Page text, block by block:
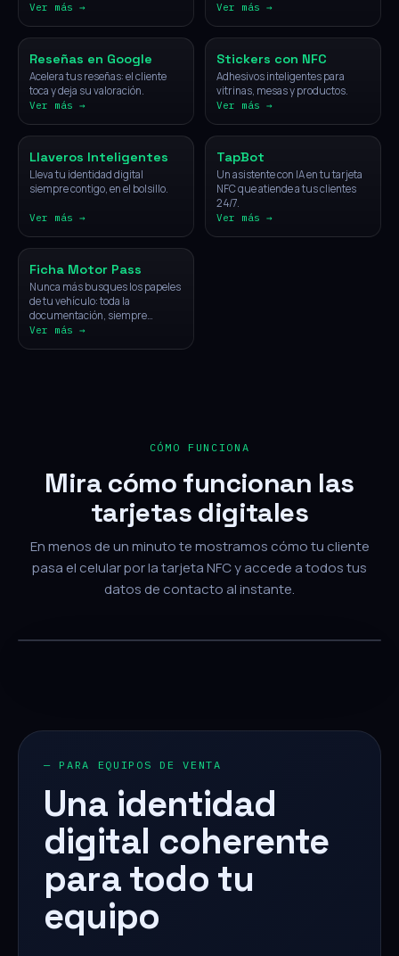
Ver más → Ver más →
NFC
Reseñas en Google
Acelera tus reseñas: el cliente
toca y deja su valoración.
Ver más →
NFC
Stickers con NFC
Adhesivos inteligentes para
vitrinas, mesas y productos.
Ver más →
NFC
Llaveros Inteligentes
Lleva tu identidad digital
siempre contigo, en el bolsillo.
Ver más →
IA
TapBot
Un asistente con IA en tu tarjeta
NFC que atiende a tus clientes
24/7.
Ver más →
Vehículos
Ficha Motor Pass
Nunca más busques los papeles
de tu vehículo: toda la
documentación, siempre
disponible con un solo toque.
Ver más →
CÓMO FUNCIONA
Mira cómo funcionan las
tarjetas digitales
En menos de un minuto te mostramos cómo tu cliente
pasa el celular por la tarjeta NFC y accede a todos tus
datos de contacto al instante.
— PARA EQUIPOS DE VENTA
Una identidad
digital coherente
para todo tu
equipo